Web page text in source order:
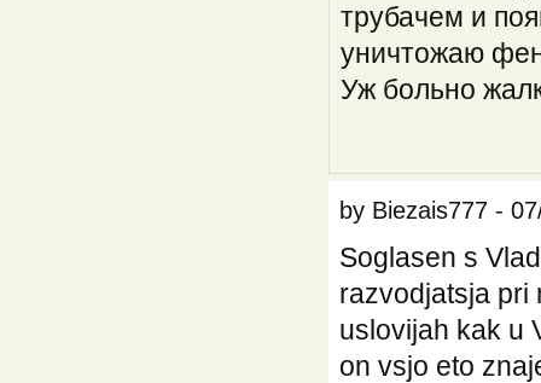
трубачем и
уничтожаю
Уж больно
by Biezais777 -
Soglasen s
razvodjatsja pri
uslovijah kak u
on vsjo eto